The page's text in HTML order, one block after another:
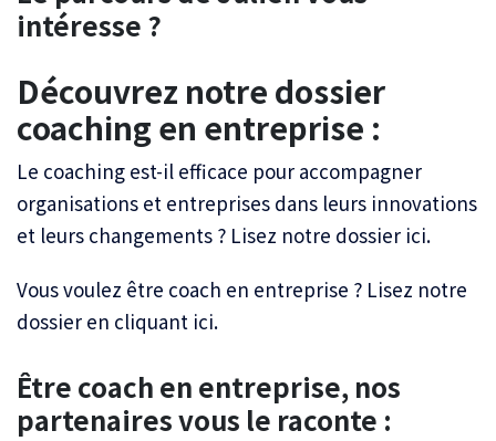
intéresse ?
Découvrez notre dossier
coaching en entreprise :
Le coaching est-il efficace pour accompagner
organisations et entreprises dans leurs innovations
et leurs changements ? Lisez notre dossier ici.
Vous voulez être coach en entreprise ? Lisez notre
dossier en cliquant ici.
Être coach en entreprise, nos
partenaires vous le raconte :